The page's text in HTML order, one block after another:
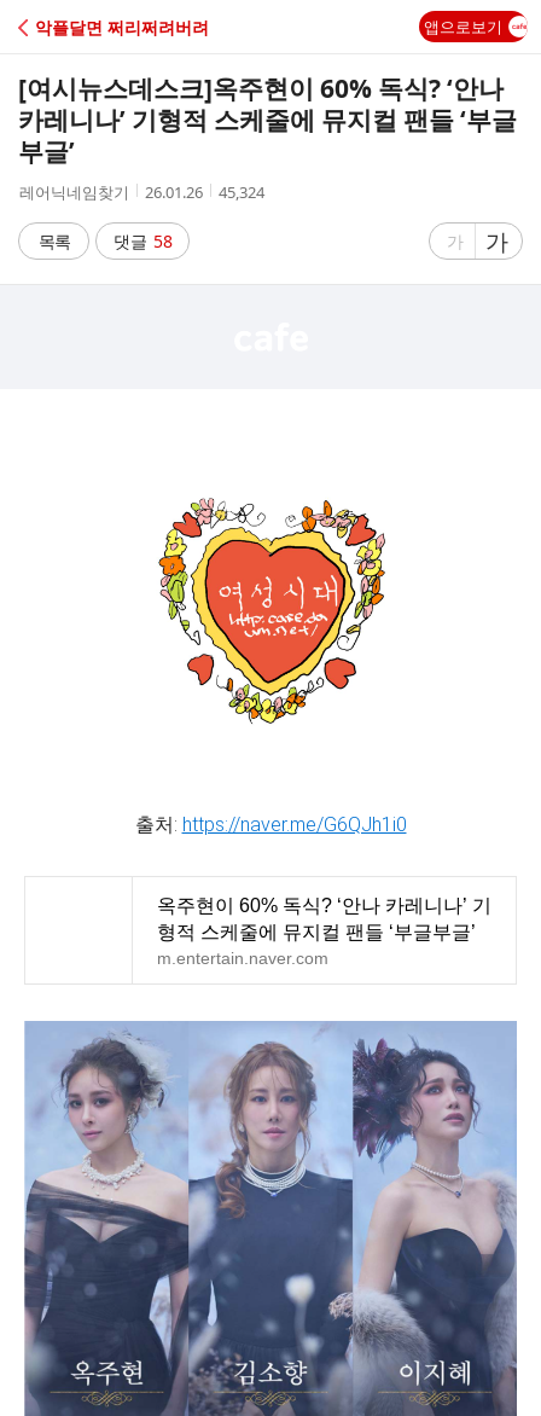
C
A
악플달면 쩌리쩌려버려 앱으로보기
[여시뉴스데스크]옥주현이 60% 독식? ‘안나
카레니나’ 기형적 스케줄에 뮤지컬 팬들 ‘부글
부글’
작
자
레어닉네임찾기
작
시
간
26.01.26
조
45,324
목록 댓글 58
글
가
글
자
가
출처: https://naver.me/G6QJh1i0
옥주현이 60% 독식? ‘안나 카레니나’ 기
형적 스케줄에 뮤지컬 팬들 ‘부글부글’
m.entertain.naver.com